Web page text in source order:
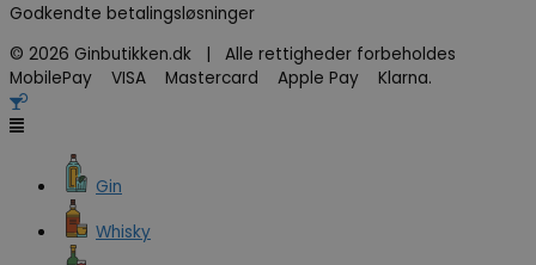
Godkendte betalingsløsninger
© 2026 Ginbutikken.dk | Alle rettigheder forbeholdes
MobilePay VISA Mastercard Apple Pay Klarna.
Gin
Whisky